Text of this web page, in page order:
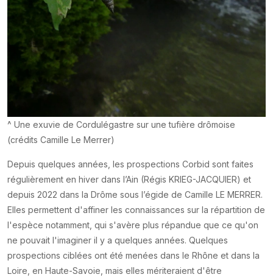
^ Une exuvie de Cordulégastre sur une tufière drômoise
(crédits Camille Le Merrer)
Depuis quelques années, les prospections Corbid sont faites
régulièrement en hiver dans l’Ain (Régis KRIEG-JACQUIER) et
depuis 2022 dans la Drôme sous l’égide de Camille LE MERRER.
Elles permettent d'affiner les connaissances sur la répartition de
l'espèce notamment, qui s'avère plus répandue que ce qu'on
ne pouvait l'imaginer il y a quelques années. Quelques
prospections ciblées ont été menées dans le Rhône et dans la
Loire, en Haute-Savoie, mais elles mériteraient d'être